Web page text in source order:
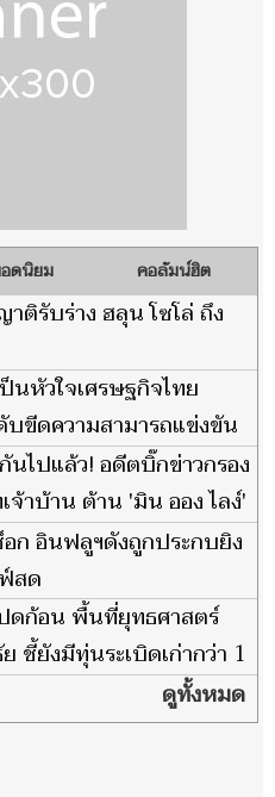
ดนิยม คอลัมน์ฮิต
าติรับร่าง ฮลุน โซโล่ ถึง
นหัวใจเศรษฐกิจไทย
ขีดความสามารถแข่งขัน
นไปแล้ว! อดีตบิ๊กข่าวกรอง
จ้าบ้าน ต้าน 'มิน ออง ไลง์'
อก อินฟลูฯดังถูกประกบยิง
สด
ก้อน พื้นที่ยุทธศาสตร์
ชี้ยังมีทุ่นระเบิดเก่ากว่า 1
ดูทั้งหมด